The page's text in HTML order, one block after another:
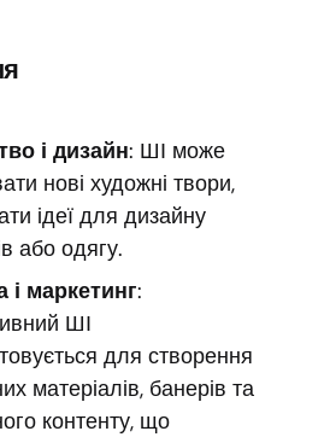
і дизайн: ШІ може
нові художні твори,
ідеї для дизайну
або одягу.
і маркетинг:
ШІ
для створення
матеріалів, банерів та
контенту, що